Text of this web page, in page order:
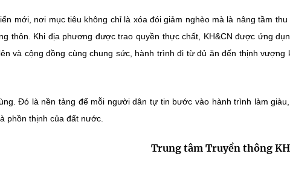
mới, nơi mục tiêu không chỉ là xóa đói giảm nghèo mà là nâng tầm thu
thôn. Khi địa phương được trao quyền thực chất, KH&CN được ứng
và cộng đồng cùng chung sức, hành trình đi từ đủ ăn đến thịnh vượng
Đó là nền tảng để mỗi người dân tự tin bước vào hành trình làm
phồn thịnh của đất nước.
Trung tâm Truyền thông